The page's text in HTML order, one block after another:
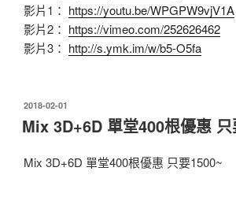
影片1： https://youtu.be/WPGPW9vjV1A
影片2： https://vimeo.com/252626462
影片3： http://s.ymk.im/w/b5-O5fa
發
佈
於
2018-02-01
Mix 3D+6D 單堂400根優惠
Mix 3D+6D 單堂400根優惠 只要1500~